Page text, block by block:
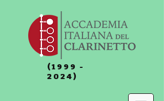
(1999 -
2024)